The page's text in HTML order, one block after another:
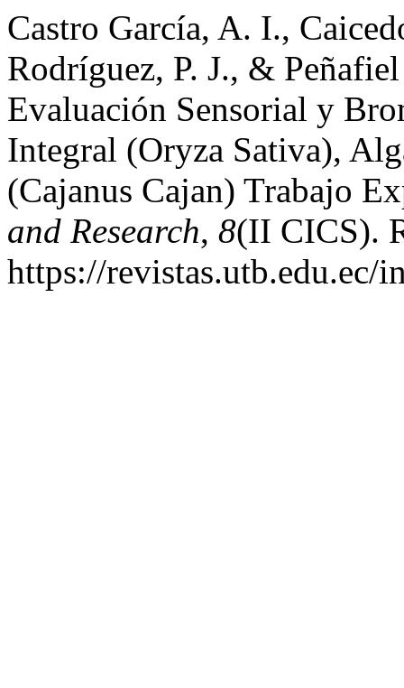
Castro García, A. I.,
Rodríguez, P. J., &
Evaluación Sensorial y
Integral (Oryza Sativa),
(Cajanus Cajan) Trabajo
and Research, 8(II CICS).
https://revistas.utb.edu.ec/